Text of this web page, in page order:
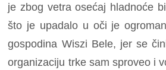
je zbog vetra osećaj hladnoće
što je upadalo u oči je
gospodina Wiszi Bele, jer se
organizaciju trke sam sproveo i